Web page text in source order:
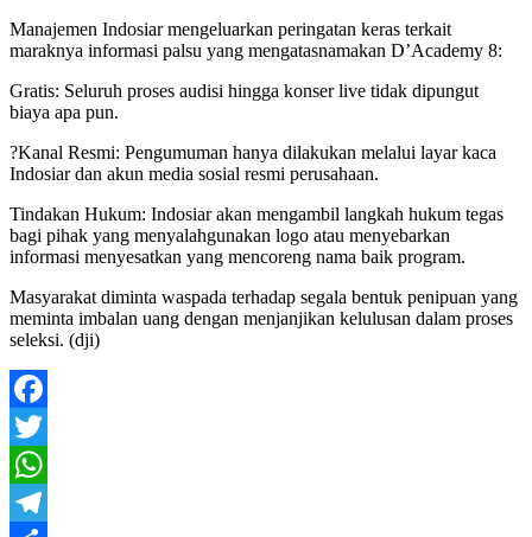
Manajemen Indosiar mengeluarkan peringatan keras terkait
maraknya informasi palsu yang mengatasnamakan D’Academy 8:
Gratis: Seluruh proses audisi hingga konser live tidak dipungut
biaya apa pun.
?Kanal Resmi: Pengumuman hanya dilakukan melalui layar kaca
Indosiar dan akun media sosial resmi perusahaan.
Tindakan Hukum: Indosiar akan mengambil langkah hukum tegas
bagi pihak yang menyalahgunakan logo atau menyebarkan
informasi menyesatkan yang mencoreng nama baik program.
Masyarakat diminta waspada terhadap segala bentuk penipuan yang
meminta imbalan uang dengan menjanjikan kelulusan dalam proses
seleksi. (dji)
Facebook
Twitter
WhatsApp